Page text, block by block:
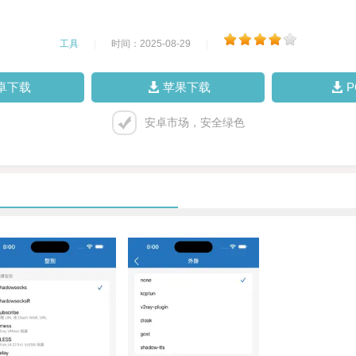
工具 时间：2025-08-29
下载 苹果下载
安卓市场，安全绿色